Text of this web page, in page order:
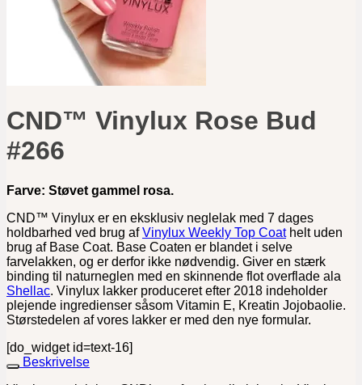
CND™ Vinylux Rose Bud
#266
Farve: Støvet gammel rosa.
CND™ Vinylux er en eksklusiv neglelak med 7 dages
holdbarhed ved brug afVinylux Weekly Top Coathelt uden
brug af Base Coat. Base Coaten er blandet i selve
farvelakken, og er derfor ikke nødvendig. Giver en stærk
binding til naturneglen med en skinnende flot overflade ala
Shellac. Vinylux lakker produceret efter 2018 indeholder
plejende ingredienser såsom Vitamin E, Kreatin Jojobaolie.
Størstedelen af vores lakker er med den nye formular.
[do_widget id=text-16]
Beskrivelse